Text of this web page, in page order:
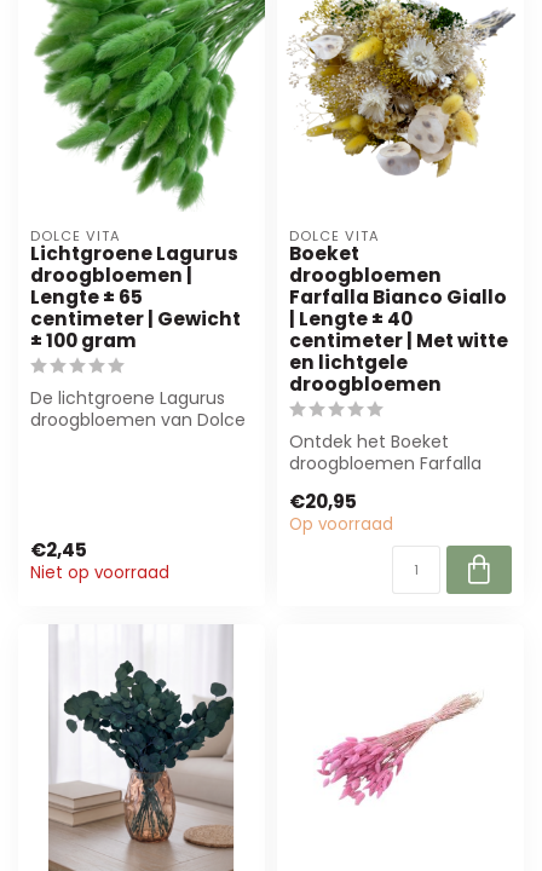
DOLCE VITA
Lichtgroene Lagurus
droogbloemen |
Lengte ± 65
centimeter | Gewicht
± 100 gram
De lichtgroene Lagurus
droogbloemen van Dolce
€2,45
Niet op voorraad
DOLCE VITA
Boeket
droogbloemen
Farfalla Bianco Giallo
| Lengte ± 40
centimeter | Met witte
en lichtgele
droogbloemen
Ontdek het Boeket
droogbloemen Farfalla
MyFlowers. Met witte e...
€20,95
Op voorraad